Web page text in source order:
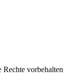
vorbehalten